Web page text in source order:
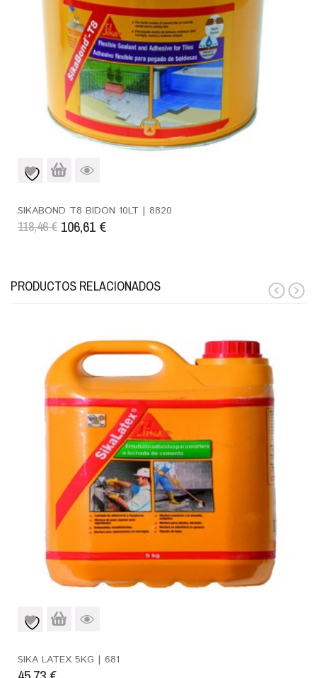
SIKABOND T8 BIDON 10LT | 8820
118,46€ 106,61 €
PRODUCTOS RELACIONADOS
SIKA LATEX 5KG | 681
prev next